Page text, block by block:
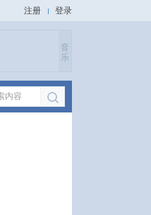
注册 登录
音
乐